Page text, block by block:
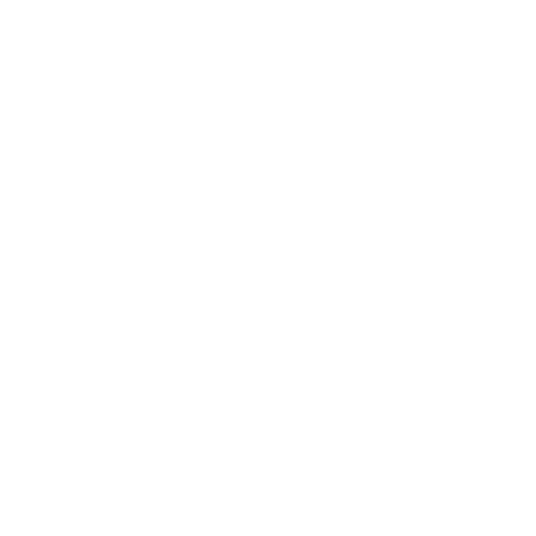
Financieras Interbancarias Mundiales"), una red
por letras y números. El BIC es necesario para
casos, optan tener un código SWIFT específico para
XXX, se refiere a la sede bancaria central. Si no, se
la cuenta de su destinatario y anular el pago.
y pedir que se anule la transferencia.